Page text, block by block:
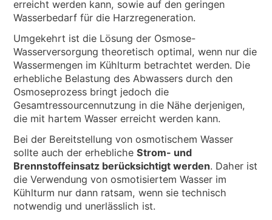
erreicht werden kann, sowie auf den geringen
Wasserbedarf für die Harzregeneration.
Umgekehrt ist die Lösung der Osmose-
Wasserversorgung theoretisch optimal, wenn nur die
Wassermengen im Kühlturm betrachtet werden. Die
erhebliche Belastung des Abwassers durch den
Osmoseprozess bringt jedoch die
Gesamtressourcennutzung in die Nähe derjenigen,
die mit hartem Wasser erreicht werden kann.
Bei der Bereitstellung von osmotischem Wasser
sollte auch der erheblicheStrom- und
Brennstoffeinsatz berücksichtigt werden. Daher ist
die Verwendung von osmotisiertem Wasser im
Kühlturm nur dann ratsam, wenn sie technisch
notwendig und unerlässlich ist.